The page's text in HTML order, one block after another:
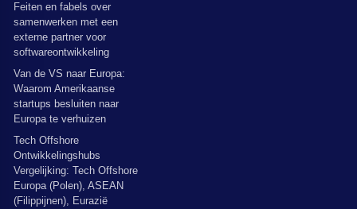
Feiten en fabels over
samenwerken met een
externe partner voor
softwareontwikkeling
Van de VS naar Europa:
Waarom Amerikaanse
startups besluiten naar
Europa te verhuizen
Tech Offshore
Ontwikkelingshubs
Vergelijking: Tech Offshore
Europa (Polen), ASEAN
(Filippijnen), Eurazië